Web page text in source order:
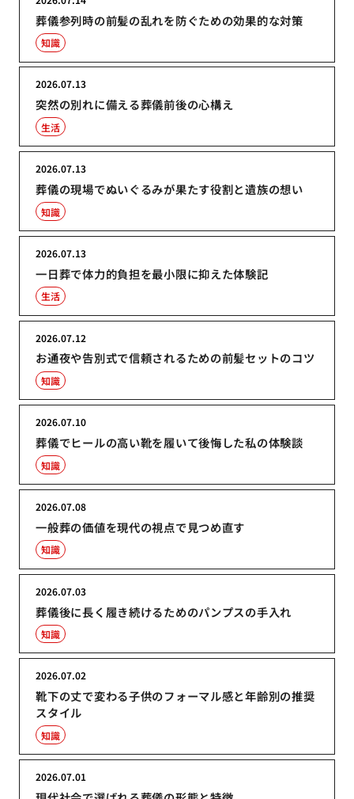
葬儀参列時の前髪の乱れを防ぐための効果的な対策
知識
突然の別れに備える葬儀前後の心構え
2026.07.13
生活
葬儀の現場でぬいぐるみが果たす役割と遺族の想い
2026.07.13
知識
一日葬で体力的負担を最小限に抑えた体験記
2026.07.13
生活
お通夜や告別式で信頼されるための前髪セットのコツ
2026.07.12
知識
葬儀でヒールの高い靴を履いて後悔した私の体験談
2026.07.10
知識
一般葬の価値を現代の視点で見つめ直す
2026.07.08
知識
葬儀後に長く履き続けるためのパンプスの手入れ
2026.07.03
知識
靴下の丈で変わる子供のフォーマル感と年齢別の推奨
スタイル
2026.07.02
知識
2026.07.01